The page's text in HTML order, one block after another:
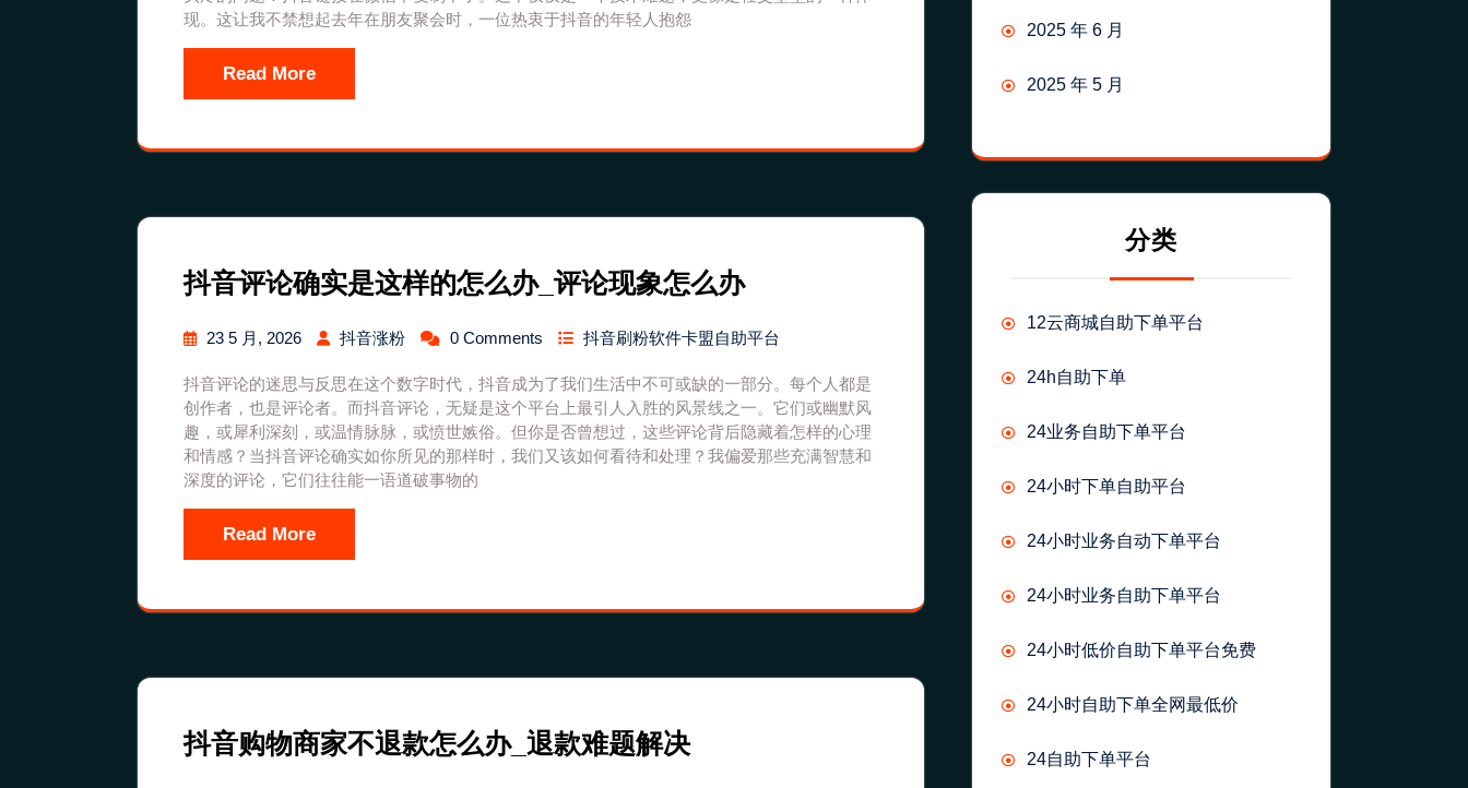
现。这让我不禁想起去年在朋友聚会时，一位热衷于抖音的年轻人抱怨
Read More
抖音评论确实是这样的怎么办_评论现象怎么办
23 5 月, 2026 抖音涨粉 0 Comments 抖音刷粉软件卡盟自助平台
抖音评论的迷思与反思在这个数字时代，抖音成为了我们生活中不可或缺的一部分。每个人都是
创作者，也是评论者。而抖音评论，无疑是这个平台上最引人入胜的风景线之一。它们或幽默风
趣，或犀利深刻，或温情脉脉，或愤世嫉俗。但你是否曾想过，这些评论背后隐藏着怎样的心理
和情感？当抖音评论确实如你所见的那样时，我们又该如何看待和处理？我偏爱那些充满智慧和
深度的评论，它们往往能一语道破事物的
Read More
抖音购物商家不退款怎么办_退款难题解决
2025 年 6 月
2025 年 5 月
分类
12云商城自助下单平台
24h自助下单
24业务自助下单平台
24小时下单自助平台
24小时业务自动下单平台
24小时业务自助下单平台
24小时低价自助下单平台免费
24小时自助下单全网最低价
24自助下单平台